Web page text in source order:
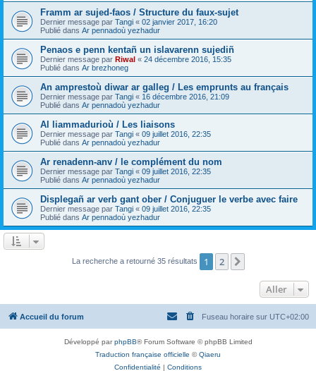
Framm ar sujed-faos / Structure du faux-sujet
Dernier message par Tangi « 02 janvier 2017, 16:20
Publié dans Ar pennadoù yezhadur
Penaos e penn kentañ un islavarenn sujediñ
Dernier message par Riwal « 24 décembre 2016, 15:35
Publié dans Ar brezhoneg
An amprestoù diwar ar galleg / Les emprunts au français
Dernier message par Tangi « 16 décembre 2016, 21:09
Publié dans Ar pennadoù yezhadur
Al liammadurioù / Les liaisons
Dernier message par Tangi « 09 juillet 2016, 22:35
Publié dans Ar pennadoù yezhadur
Ar renadenn-anv / le complément du nom
Dernier message par Tangi « 09 juillet 2016, 22:35
Publié dans Ar pennadoù yezhadur
Displegañ ar verb gant ober / Conjuguer le verbe avec faire
Dernier message par Tangi « 09 juillet 2016, 22:35
Publié dans Ar pennadoù yezhadur
La recherche a retourné 35 résultats 1 2
Aller
Accueil du forum Fuseau horaire sur UTC+02:00
Développé parphpBB® Forum Software © phpBB Limited
Traduction française officielle ©Qiaeru
Confidentialité | Conditions